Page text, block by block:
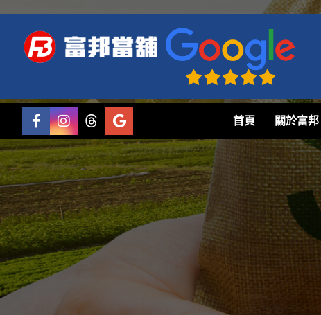
首頁 關於富邦